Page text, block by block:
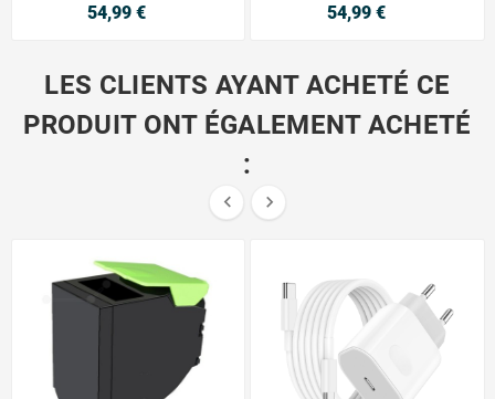
54,99 € 54,99 €
LES CLIENTS AYANT ACHETÉ CE
PRODUIT ONT ÉGALEMENT ACHETÉ
:
 